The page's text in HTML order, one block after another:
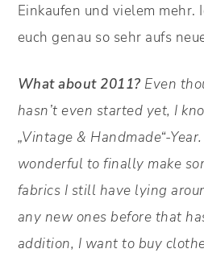
Einkaufen und vielem mehr.
euch genau so sehr aufs
What about 2011? Even
hasn’t even started yet, I
„Vintage & Handmade“-
wonderful to finally make
fabrics I still have lying
any new ones before that
addition, I want to buy